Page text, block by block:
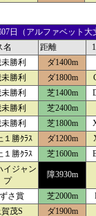
07日（アルファベット
名 距離
勝利
ダ1400m
勝利 ダ1800m
勝利 芝1400m
勝利
芝2400m
勝利 芝1800m
１勝ｸﾗｽ ダ1200m
１勝ｸﾗｽ 芝1600m
イジャン
プ
障3930m
さ賞 芝2000m
茂S
ダ1900m